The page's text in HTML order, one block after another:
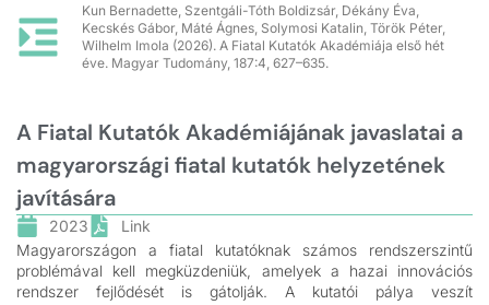
Kun Bernadette, Szentgáli-Tóth Boldizsár, Dékány Éva,
Kecskés Gábor, Máté Ágnes, Solymosi Katalin, Török Péter,
Wilhelm Imola (2026). A Fiatal Kutatók Akadémiája első hét
éve. Magyar Tudomány, 187:4, 627–635.
A Fiatal Kutatók Akadémiájának javaslatai a
magyarországi fiatal kutatók helyzetének
javítására
2023
Link
Magyarországon a fiatal kutatóknak számos rendszerszintű
problémával kell megküzdeniük, amelyek a hazai innovációs
rendszer fejlődését is gátolják. A kutatói pálya veszít